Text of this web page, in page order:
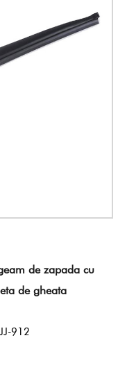
de zapada cu
de gheata
912